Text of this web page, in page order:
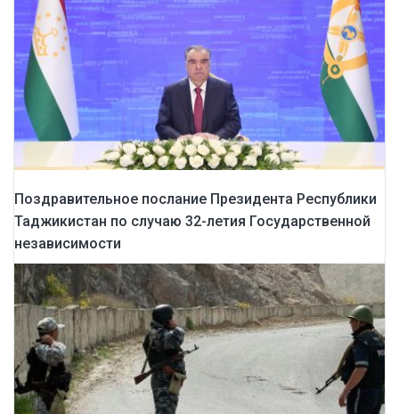
Поздравительное послание Президента Республики
Таджикистан по случаю 32-летия Государственной
независимости